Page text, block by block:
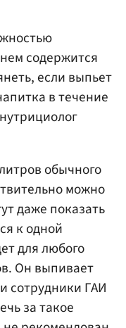
содержится
если выпьет
в течение
обычного
можно
даже показать
к одной
для любого
Он выпивает
сотрудники ГАИ
за такое